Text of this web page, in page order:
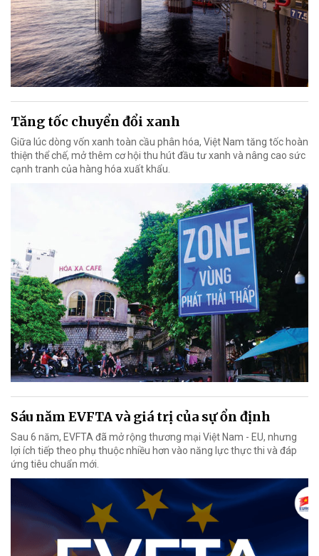
Tăng tốc chuyển đổi xanh
Giữa lúc dòng vốn xanh toàn cầu phân hóa, Việt Nam tăng tốc hoàn
thiện thể chế, mở thêm cơ hội thu hút đầu tư xanh và nâng cao sức
cạnh tranh của hàng hóa xuất khẩu.
Sáu năm EVFTA và giá trị của sự ổn định
Sau 6 năm, EVFTA đã mở rộng thương mại Việt Nam - EU, nhưng
lợi ích tiếp theo phụ thuộc nhiều hơn vào năng lực thực thi và đáp
ứng tiêu chuẩn mới.